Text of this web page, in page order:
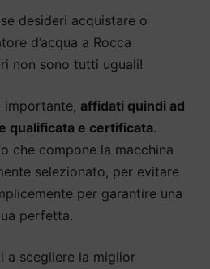
desideri acquistare o
d’acqua a Rocca
non sono tutti uguali!
importante, affidati quindi ad
qualificata e certificata.
che compone la macchina
selezionato, per evitare
per garantire una
perfetta.
a scegliere la miglior